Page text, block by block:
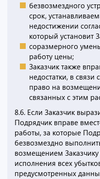
безвозмездного
срок,
недостижении
который установит
соразмерного
работу цены;
Заказчик также
недостатки, в связи
право на
связанных с этим
8.6. Если Заказчик
Подрядчик вправе
работы, за которые
безвозмездно
возмещением
исполнения всех
предусмотренных